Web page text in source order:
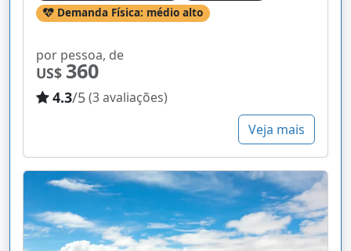
Demanda Física: médio alto
por pessoa, de
US$ 360
4.3/5(3 avaliações)
Veja mais